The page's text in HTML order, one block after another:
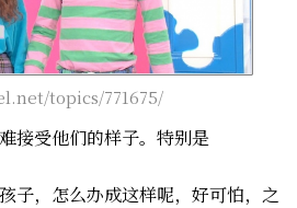
topics/771675/
接受他们的样子。特别是
子，怎么办成这样呢，好可怕，之